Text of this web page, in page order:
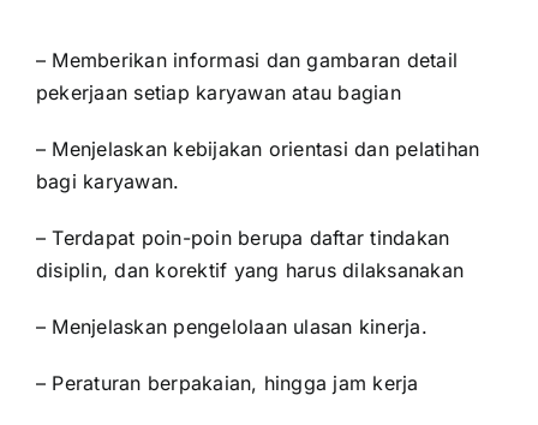
– Memberikan informasi dan gambaran detail
pekerjaan setiap karyawan atau bagian
– Menjelaskan kebijakan orientasi dan pelatihan
bagi karyawan.
– Terdapat poin-poin berupa daftar tindakan
disiplin, dan korektif yang harus dilaksanakan
– Menjelaskan pengelolaan ulasan kinerja.
– Peraturan berpakaian, hingga jam kerja